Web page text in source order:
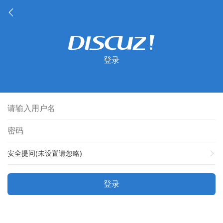
登录
安全提问(未设置请忽略)
登录